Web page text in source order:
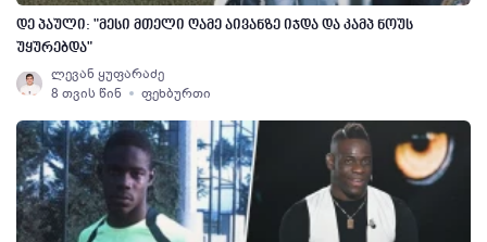
დე პაული: "მესი მთელი ღამე აივანზე იჯდა და კამპ ნოუს
უყურებდა"
ლევან ყუფარაძე
8 თვის წინ
ფეხბურთი